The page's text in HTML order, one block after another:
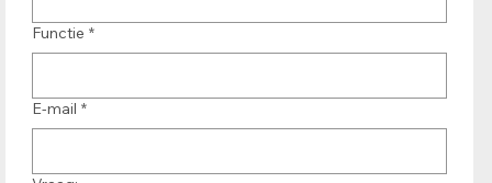
Functie *
E-mail *